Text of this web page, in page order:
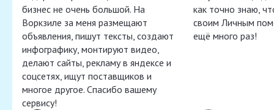
бизнес не очень большой. На
Воркзиле за меня размещают
объявления, пишут тексты, создают
инфографику, монтируют видео,
делают сайты, рекламу в яндексе и
соцсетях, ищут поставщиков и
многое другое. Спасибо вашему
сервису!
как точно знаю,
своим Личным
ещё много раз!